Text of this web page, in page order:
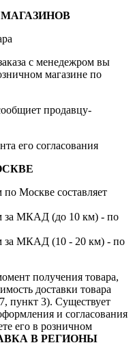
с менедежром вы
магазине по
продавцу-
его согласования
Москве составляет
за МКАД (до 10 км) - по
за МКАД (10 - 20 км) - по
получения товара,
доставки товара
пункт 3). Существует
и согласования
его в розничном
В РЕГИОНЫ